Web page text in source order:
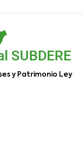
SUBDERE
y Patrimonio Ley